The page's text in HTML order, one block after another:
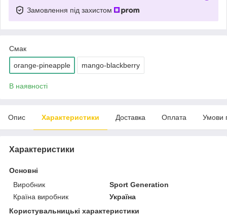
Замовлення під захистом
Смак
orange-pineapple mango-blackberry
В наявності
Опис Характеристики Доставка Оплата Умови
Характеристики
Основні
Виробник
Sport Generation
Країна виробник
Україна
Користувальницькі характеристики